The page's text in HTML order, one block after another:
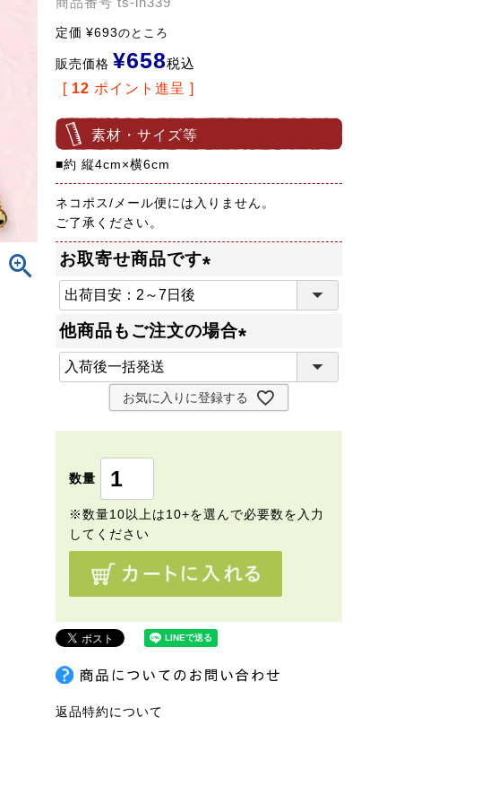
定価 ¥693のところ
販売価格 ¥658税込
[ 12 ポイント進呈 ]
素材・サイズ等
■約 縦4cm×横6cm
ネコポス/メール便には入りません。
ご了承ください。
お取寄せ商品です
必
他商品もご注文の場合
必
お気に入りに登録する
返品特約について